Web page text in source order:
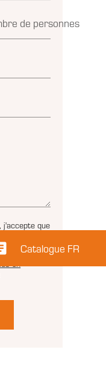
de personnes
j'accepte que
traitées par
de
qui
en
Catalogue FR